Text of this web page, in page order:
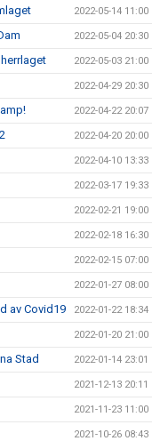
2022-05-14 11:00
2022-05-04 20:30
2022-05-03 21:00
2022-04-29 20:30
2022-04-22 20:07
2022-04-20 20:00
2022-04-10 13:33
2022-03-17 19:33
2022-02-21 19:00
2022-02-18 16:30
2022-02-15 07:00
2022-01-27 08:00
av Covid19 2022-01-22 18:34
2022-01-20 21:00
Stad 2022-01-14 23:01
2021-12-13 20:11
2021-11-23 11:00
2021-10-26 08:43